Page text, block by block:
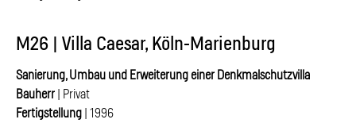
M26 | Villa Caesar, Köln-Marienburg
Sanierung, Umbau und Erweiterung einer Denkmalschutzvilla
Bauherr | Privat
Fertigstellung | 1996